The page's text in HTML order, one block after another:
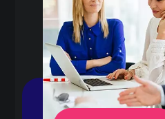
İstanbul Pleksi